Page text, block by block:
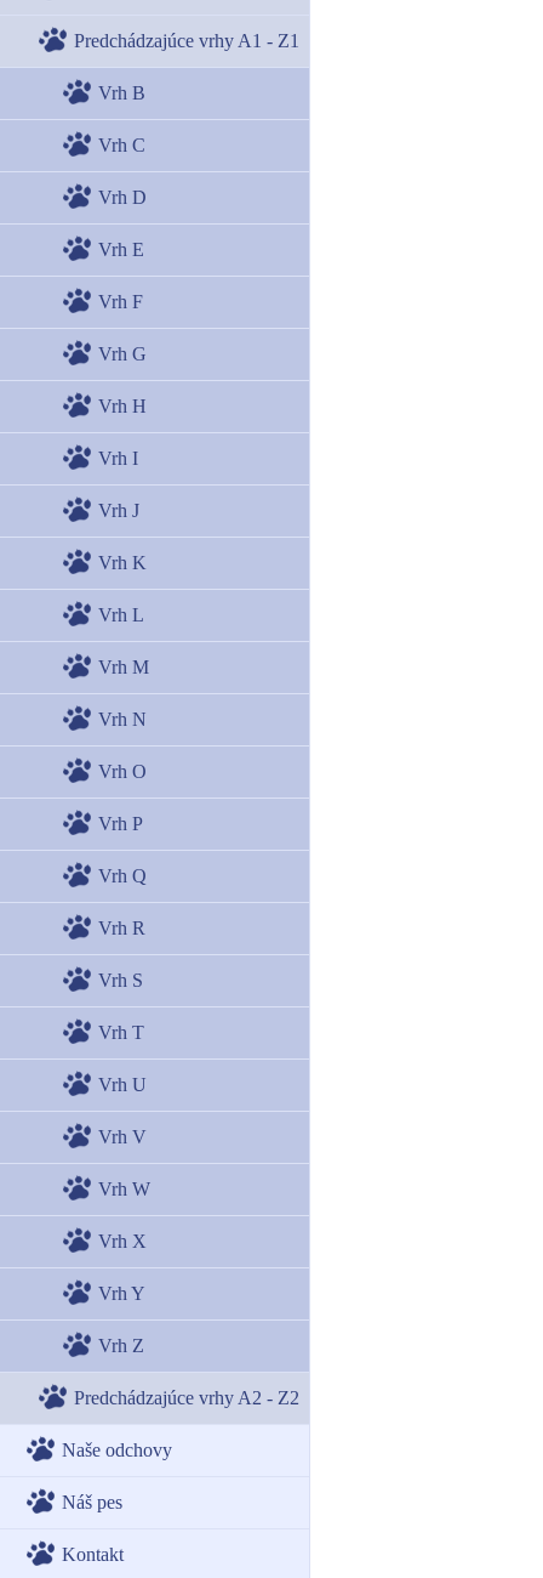
Predchádzajúce vrhy A1 - Z1
Vrh B
Vrh C
Vrh D
Vrh E
Vrh F
Vrh G
Vrh H
Vrh I
Vrh J
Vrh K
Vrh L
Vrh M
Vrh N
Vrh O
Vrh P
Vrh Q
Vrh R
Vrh S
Vrh T
Vrh U
Vrh V
Vrh W
Vrh X
Vrh Y
Vrh Z
Predchádzajúce vrhy A2 - Z2
Naše odchovy
Náš pes
Kontakt